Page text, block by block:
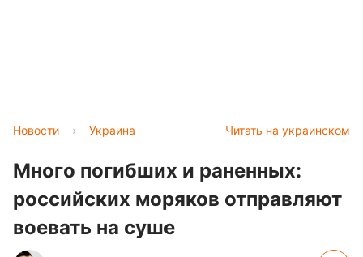
Читать на украинском
Новости › Украина
Много погибших и раненных:
российских моряков отправляют
воевать на суше